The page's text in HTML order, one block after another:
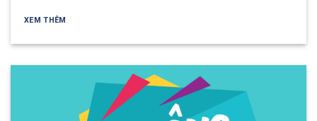
XEM THÊM